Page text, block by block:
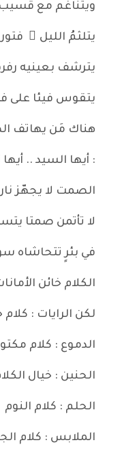
ويتناغم مع قسيب
يتلثمُ الليل
يترشف بعينيه
يتقوس فيئا على
هناك مَن يهاتف
: أيها السيد ..
الصمت لا يجهّز
لا تأتمن صمتا
في بئرٍ تتحاشاه
الكلام خائن
لكن الرايات :
الدموع : كلام
الحنين : خيال
الحلم : كلام النوم
الملابس : كلام